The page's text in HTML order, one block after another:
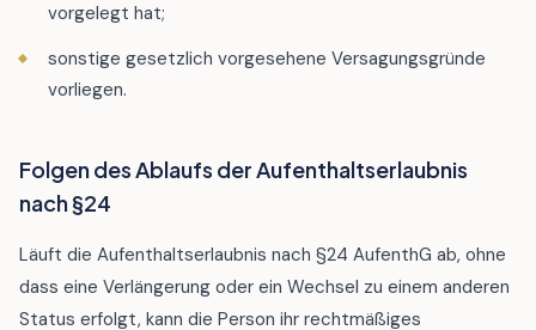
vorgelegt hat;
sonstige gesetzlich vorgesehene Versagungsgründe
vorliegen.
Folgen des Ablaufs der Aufenthaltserlaubnis
nach §24
Läuft die Aufenthaltserlaubnis nach §24 AufenthG ab, ohne
dass eine Verlängerung oder ein Wechsel zu einem anderen
Status erfolgt, kann die Person ihr rechtmäßiges